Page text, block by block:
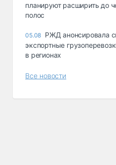
планируют расширить до
полос
05.08 РЖД анонсировала
экспортные
в регионах
Все новости